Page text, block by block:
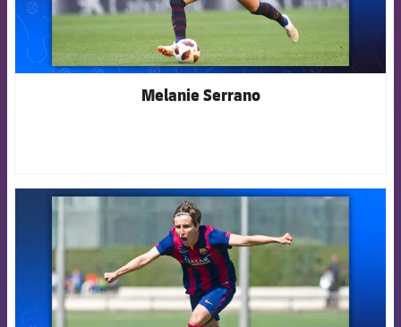
Melanie Serrano
FCB Barcelona badge